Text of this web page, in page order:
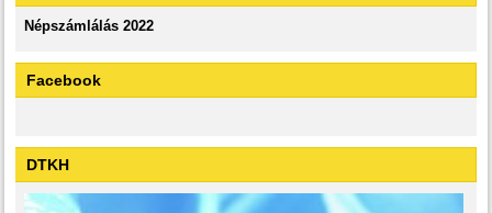
Népszámlálás 2022
Facebook
DTKH